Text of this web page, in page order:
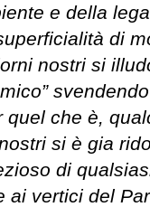
e della
di
nostri si
che è,
si è gia
di
ai vertici del